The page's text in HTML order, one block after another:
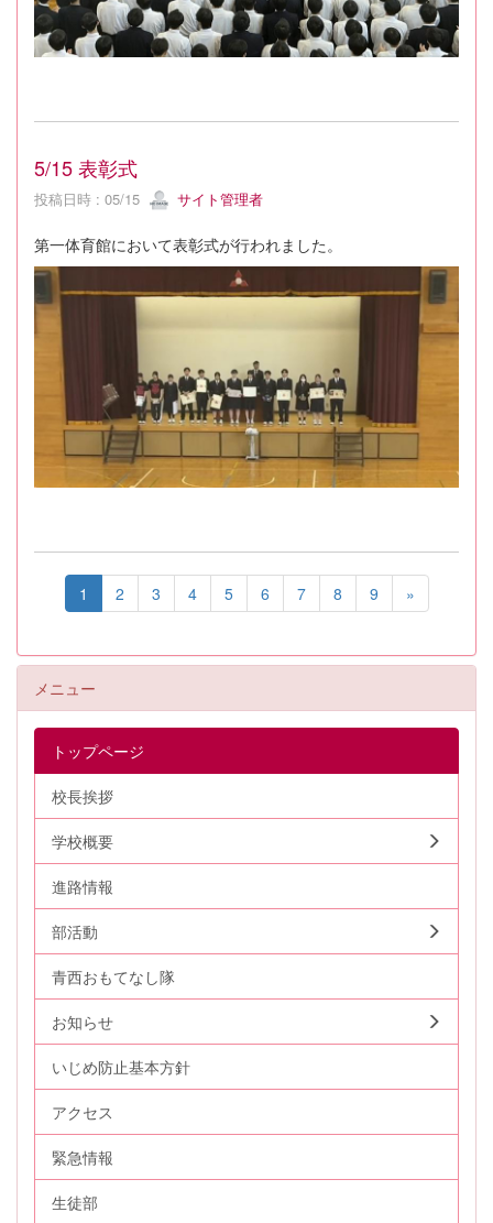
5/15 表彰式
投稿日時 : 05/15 サイト管理者
第一体育館において表彰式が行われました。
1 2 3 4 5 6 7 8 9 »
メニュー
トップページ
校長挨拶
学校概要
進路情報
部活動
青西おもてなし隊
お知らせ
いじめ防止基本方針
アクセス
緊急情報
生徒部